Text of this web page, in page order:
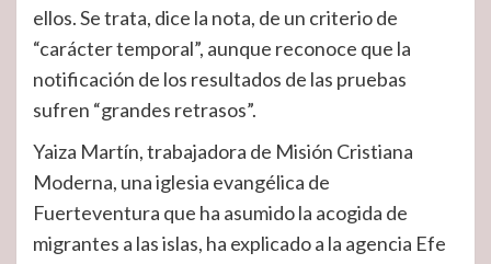
ellos. Se trata, dice la nota, de un criterio de
“carácter temporal”, aunque reconoce que la
notificación de los resultados de las pruebas
sufren “grandes retrasos”.
Yaiza Martín, trabajadora de Misión Cristiana
Moderna, una iglesia evangélica de
Fuerteventura que ha asumido la acogida de
migrantes a las islas, ha explicado a la agencia Efe